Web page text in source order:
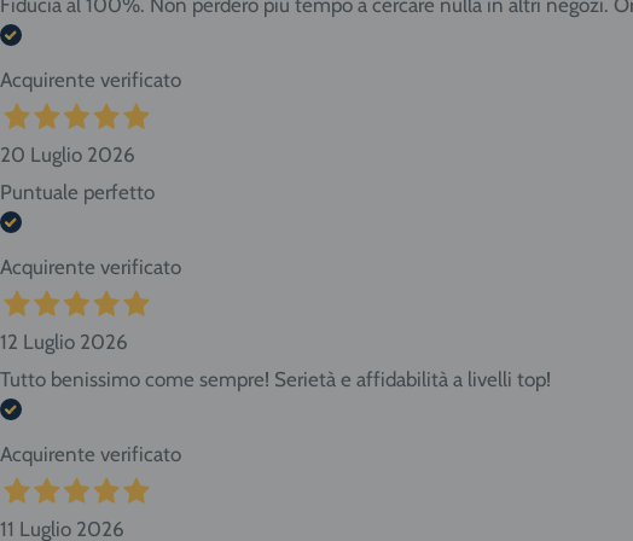
Fiducia al 100%. Non perderò più tempo a cercare nulla in altri negozi.
Acquirente verificato
20 Luglio 2026
Puntuale perfetto
Acquirente verificato
12 Luglio 2026
Tutto benissimo come sempre! Serietà e affidabilità a livelli top!
Acquirente verificato
11 Luglio 2026